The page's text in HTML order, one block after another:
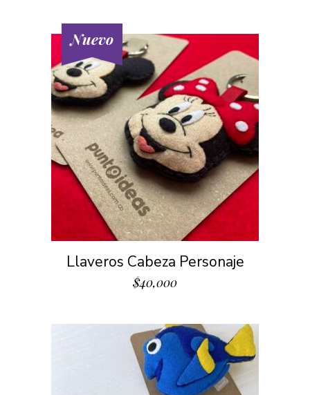
Nuevo
Llaveros Cabeza Personaje
$40,000